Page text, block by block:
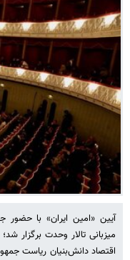
آیین «امین ایران» با
میزبانی تالار وحدت برگزار
اقتصاد دانش‌بنیان ریاست